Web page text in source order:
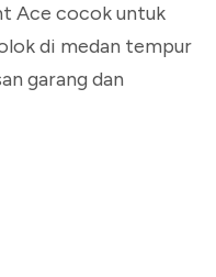
Ace cocok untuk
di medan tempur
garang dan